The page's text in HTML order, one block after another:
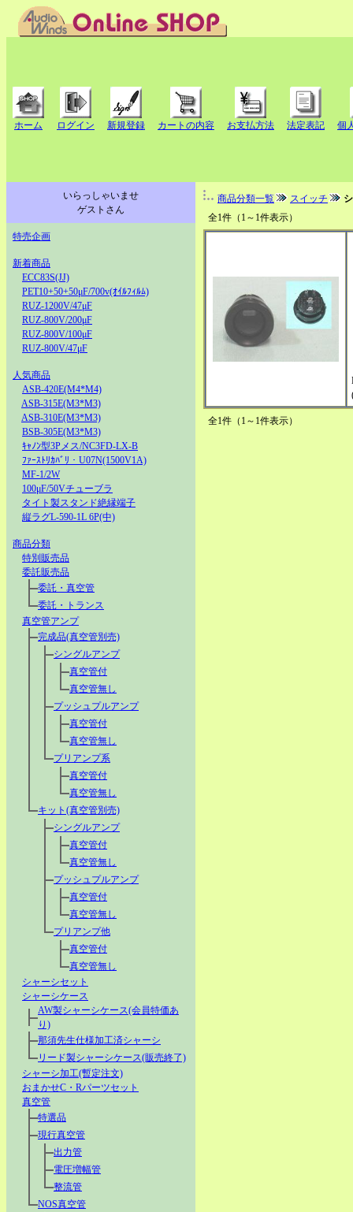
ホーム ログイン 新規登録 カートの内容 お支払方法 法定表記 個
いらっしゃいませ
ゲストさん
特売企画
新着商品
ECC83S(JJ)
PET10+50+50μF/700v(ｵｲﾙﾌｨﾙﾑ)
RUZ-1200V/47μF
RUZ-800V/200μF
RUZ-800V/100μF
RUZ-800V/47μF
人気商品
ASB-420E(M4*M4)
ASB-315E(M3*M3)
ASB-310E(M3*M3)
BSB-305E(M3*M3)
ｷｬﾉﾝ型3Pメス/NC3FD-LX-B
ﾌｧｰｽﾄﾘｶﾊﾞﾘ・U07N(1500V1A)
MF-1/2W
100μF/50Vチューブラ
タイト製スタンド絶縁端子
縦ラグL-590-1L 6P(中)
商品分類
特別販売品
委託販売品
委託・真空管
委託・トランス
真空管アンプ
完成品(真空管別売)
シングルアンプ
真空管付
真空管無し
プッシュプルアンプ
真空管付
真空管無し
プリアンプ系
真空管付
真空管無し
キット(真空管別売)
シングルアンプ
真空管付
真空管無し
プッシュプルアンプ
真空管付
真空管無し
プリアンプ他
真空管付
真空管無し
シャーシセット
シャーシケース
AW製シャーシケース(会員特価あ
り)
那須先生仕様加工済シャーシ
リード製シャーシケース(販売終了)
シャーシ加工(暫定注文)
おまかせC・Rパーツセット
真空管
特選品
現行真空管
出力管
電圧増幅管
整流管
NOS真空管
商品分類一覧 スイッチ
全1件（1～1件表示）
全1件（1～1件表示）